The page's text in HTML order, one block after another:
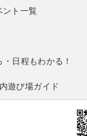
ト一覧
日程もわかる！
遊び場ガイド